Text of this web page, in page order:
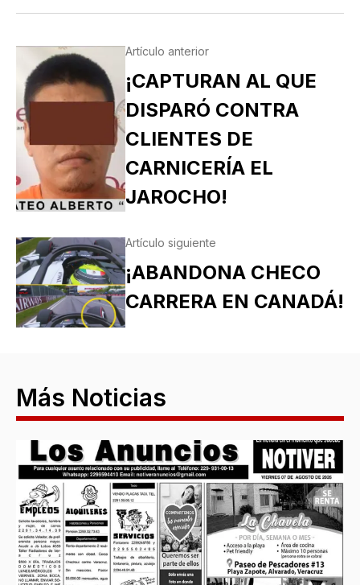
Artículo anterior
¡CAPTURAN AL QUE
DISPARÓ CONTRA
CLIENTES DE
CARNICERÍA EL
JAROCHO!
Artículo siguiente
¡ABANDONA CHECO
CARRERA EN CANADÁ!
Más Noticias